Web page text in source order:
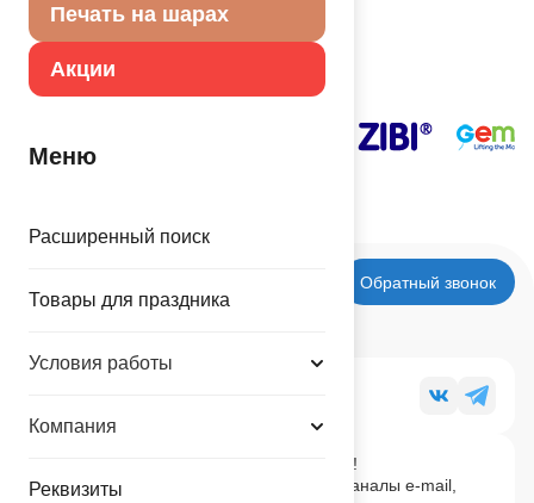
Печать на шарах
Акции
Меню
Расширенный поиск
Товары для праздника
Условия работы
Компания
Реквизиты
Наши поставщики
Обратный звонок
Будь в курсе последних новостей!
Подпишись на наши новостные каналы e-mail,